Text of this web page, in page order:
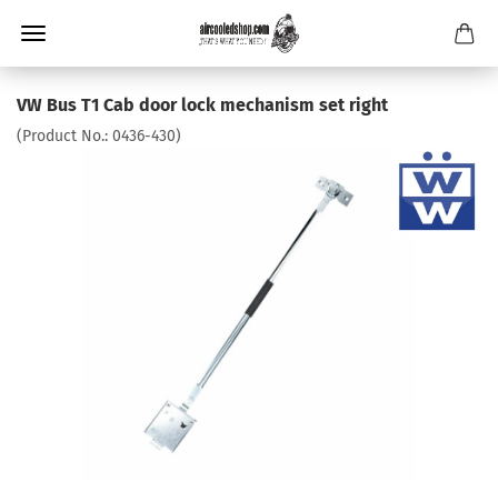
VW Bus T1 Cab door lock mechanism set right
(Product No.: 0436-430)